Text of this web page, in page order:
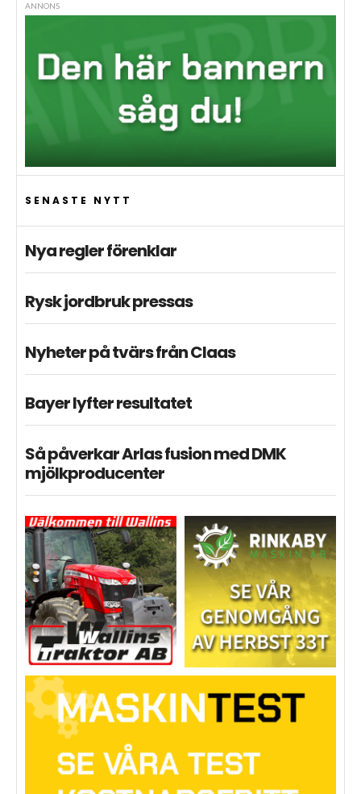
ANNONS
SENASTE NYTT
Nya regler förenklar
Rysk jordbruk pressas
Nyheter på tvärs från Claas
Bayer lyfter resultatet
Så påverkar Arlas fusion med DMK
mjölkproducenter